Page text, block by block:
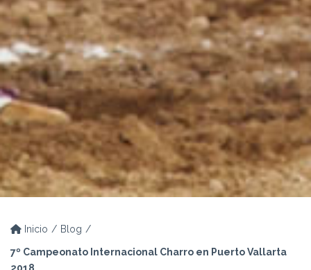
Inicio Blog
7º Campeonato Internacional Charro en Puerto Vallarta
2018